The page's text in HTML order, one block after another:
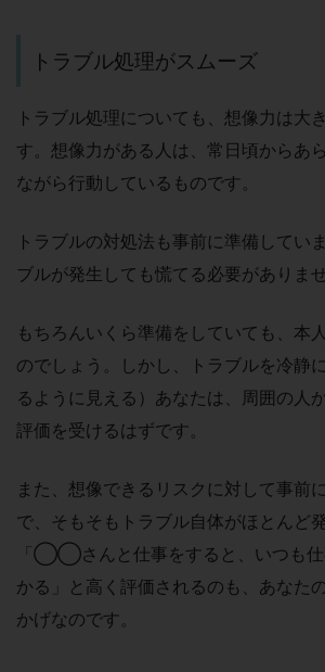
トラブル処理がスムーズ
トラブル処理についても、想像力は大
す。想像力がある人は、常日頃からあ
ながら行動しているものです。
トラブルの対処法も事前に準備してい
ブルが発生しても慌てる必要がありませ
もちろんいくら準備をしていても、本
のでしょう。しかし、トラブルを冷静
るように見える）あなたは、周囲の人
評価を受けるはずです。
また、想像できるリスクに対して事前
で、そもそもトラブル自体がほとんど
「◯◯さんと仕事をすると、いつも仕
かる」と高く評価されるのも、あなた
かげなのです。